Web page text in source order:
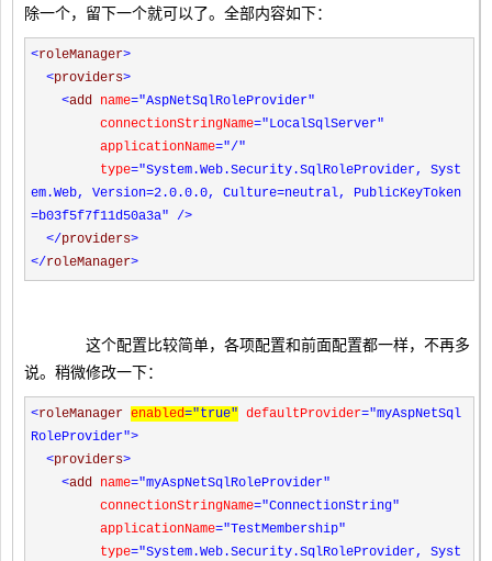
除一个，留下一个就可以了。全部内容如下：
<roleManager>
<providers>
<add name="AspNetSqlRoleProvider"
connectionStringName="LocalSqlServer"
applicationName="/"
type="System.Web.Security.SqlRoleProvider, Syst
em.Web, Version=2.0.0.0, Culture=neutral, PublicKeyToken
=b03f5f7f11d50a3a" />
</providers>
</roleManager>
这个配置比较简单，各项配置和前面配置都一样，不再多
说。稍微修改一下：
<roleManager enabled="true" defaultProvider="myAspNetSql
RoleProvider">
<providers>
<add name="myAspNetSqlRoleProvider"
connectionStringName="ConnectionString"
applicationName="TestMembership"
type="System.Web.Security.SqlRoleProvider, Syst